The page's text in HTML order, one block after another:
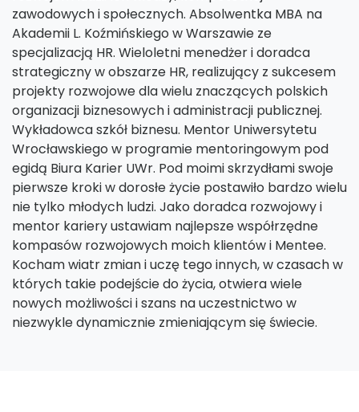
zawodowych i społecznych. Absolwentka MBA na
Akademii L. Koźmińskiego w Warszawie ze
specjalizacją HR. Wieloletni menedżer i doradca
strategiczny w obszarze HR, realizujący z sukcesem
projekty rozwojowe dla wielu znaczących polskich
organizacji biznesowych i administracji publicznej.
Wykładowca szkół biznesu. Mentor Uniwersytetu
Wrocławskiego w programie mentoringowym pod
egidą Biura Karier UWr. Pod moimi skrzydłami swoje
pierwsze kroki w dorosłe życie postawiło bardzo wielu
nie tylko młodych ludzi. Jako doradca rozwojowy i
mentor kariery ustawiam najlepsze współrzędne
kompasów rozwojowych moich klientów i Mentee.
Kocham wiatr zmian i uczę tego innych, w czasach w
których takie podejście do życia, otwiera wiele
nowych możliwości i szans na uczestnictwo w
niezwykle dynamicznie zmieniającym się świecie.